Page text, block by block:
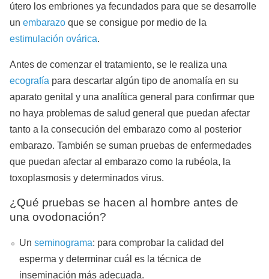
útero los embriones ya fecundados para que se desarrolle
un embarazo que se consigue por medio de la
estimulación ovárica.
Antes de comenzar el tratamiento, se le realiza una
ecografía para descartar algún tipo de anomalía en su
aparato genital y una analítica general para confirmar que
no haya problemas de salud general que puedan afectar
tanto a la consecución del embarazo como al posterior
embarazo. También se suman pruebas de enfermedades
que puedan afectar al embarazo como la rubéola, la
toxoplasmosis y determinados virus.
¿Qué pruebas se hacen al hombre antes de
una ovodonación?
Un seminograma: para comprobar la calidad del
esperma y determinar cuál es la técnica de
inseminación más adecuada.